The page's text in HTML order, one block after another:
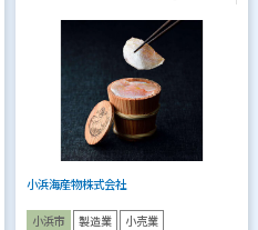
小浜海産物株式会社
小浜市 製造業 小売業